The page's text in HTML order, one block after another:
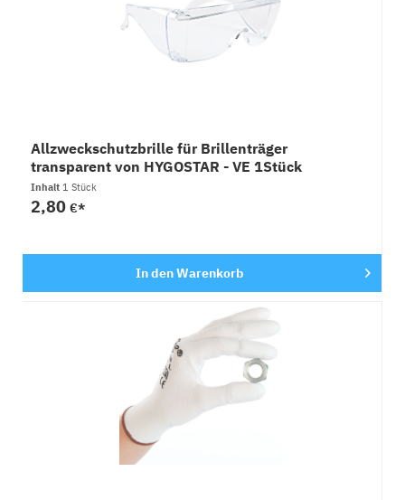
Allzweckschutzbrille für Brillenträger
transparent von HYGOSTAR - VE 1Stück
Inhalt1 Stück
2,80€*
In denWarenkorb